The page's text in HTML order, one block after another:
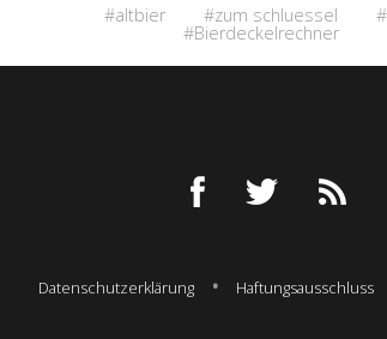
#altbier #zum schluessel
#Bierdeckelrechner
Datenschutzerklärung Haftungsausschluss